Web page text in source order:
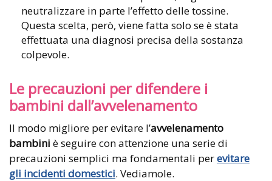
neutralizzare in parte l’effetto delle tossine.
Questa scelta, però, viene fatta solo se è stata
effettuata una diagnosi precisa della sostanza
colpevole.
Le precauzioni per difendere i
bambini dall’avvelenamento
Il modo migliore per evitare l’avvelenamento
bambini è seguire con attenzione una serie di
precauzioni semplici ma fondamentali perevitare
gli incidenti domestici. Vediamole.